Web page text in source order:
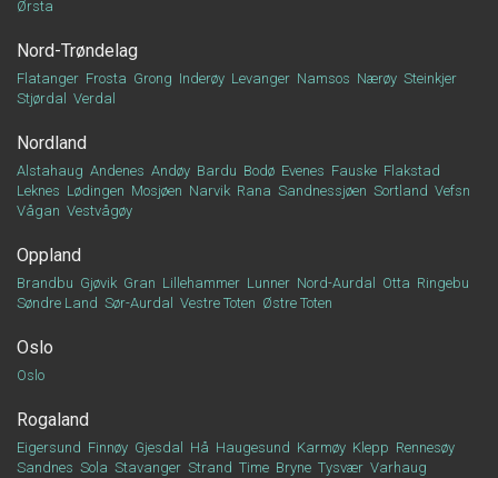
Ørsta
Nord-Trøndelag
Flatanger Frosta Grong Inderøy Levanger Namsos Nærøy Steinkjer
Stjørdal
Verdal
Nordland
Alstahaug Andenes Andøy Bardu Bodø Evenes Fauske Flakstad
Leknes Lødingen Mosjøen Narvik Rana Sandnessjøen Sortland Vefsn
Vågan Vestvågøy
Oppland
Brandbu Gjøvik Gran Lillehammer Lunner Nord-Aurdal Otta Ringebu
Søndre Land Sør-Aurdal Vestre Toten Østre Toten
Oslo
Oslo
Rogaland
Eigersund Finnøy Gjesdal Hå Haugesund Karmøy Klepp Rennesøy
Sandnes Sola Stavanger Strand Time Bryne Tysvær Varhaug